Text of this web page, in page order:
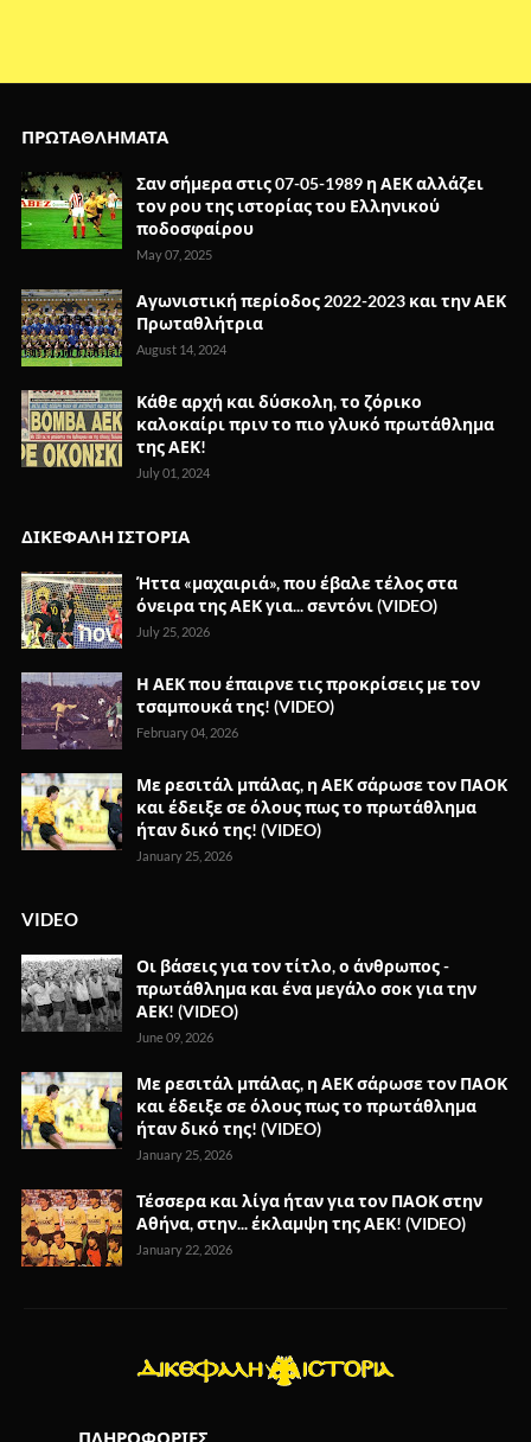
ΠΡΩΤΑΘΛΗΜΑΤΑ
Σαν σήμερα στις 07-05-1989 η ΑΕΚ αλλάζει
τον ρου της ιστορίας του Ελληνικού
ποδοσφαίρου
May 07, 2025
Αγωνιστική περίοδος 2022-2023 και την ΑΕΚ
Πρωταθλήτρια
August 14, 2024
Κάθε αρχή και δύσκολη, το ζόρικο
καλοκαίρι πριν το πιο γλυκό πρωτάθλημα
της ΑΕΚ!
July 01, 2024
ΔΙΚΕΦΑΛΗ ΙΣΤΟΡΙΑ
Ήττα «μαχαιριά», που έβαλε τέλος στα
όνειρα της ΑΕΚ για... σεντόνι (VIDEO)
July 25, 2026
Η ΑΕΚ που έπαιρνε τις προκρίσεις με τον
τσαμπουκά της! (VIDEO)
February 04, 2026
Με ρεσιτάλ μπάλας, η ΑΕΚ σάρωσε τον ΠΑΟΚ
και έδειξε σε όλους πως το πρωτάθλημα
ήταν δικό της! (VIDEO)
January 25, 2026
VIDEO
Οι βάσεις για τον τίτλο, ο άνθρωπος -
πρωτάθλημα και ένα μεγάλο σοκ για την
ΑΕΚ! (VIDEO)
June 09, 2026
Με ρεσιτάλ μπάλας, η ΑΕΚ σάρωσε τον ΠΑΟΚ
και έδειξε σε όλους πως το πρωτάθλημα
ήταν δικό της! (VIDEO)
January 25, 2026
Τέσσερα και λίγα ήταν για τον ΠΑΟΚ στην
Αθήνα, στην... έκλαμψη της ΑΕΚ! (VIDEO)
January 22, 2026
ΠΛΗΡΟΦΟΡΙΕΣ